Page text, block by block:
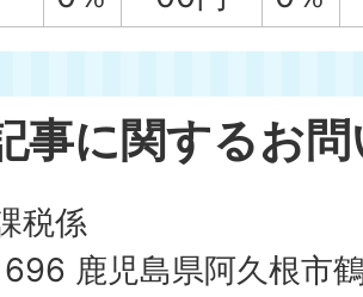
事に関するお
税係
鹿児島県阿久根市